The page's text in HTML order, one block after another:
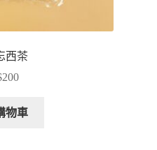
西茶
200
物車